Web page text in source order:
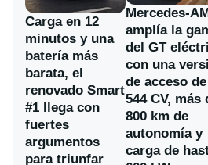
Carga en 12
minutos y una
batería más
barata, el
renovado Smart
#1 llega con
fuertes
argumentos
para triunfar
Mercedes-
amplía la
del GT
con una
de acceso de
544 CV, más
800 km de
autonomía y
carga de